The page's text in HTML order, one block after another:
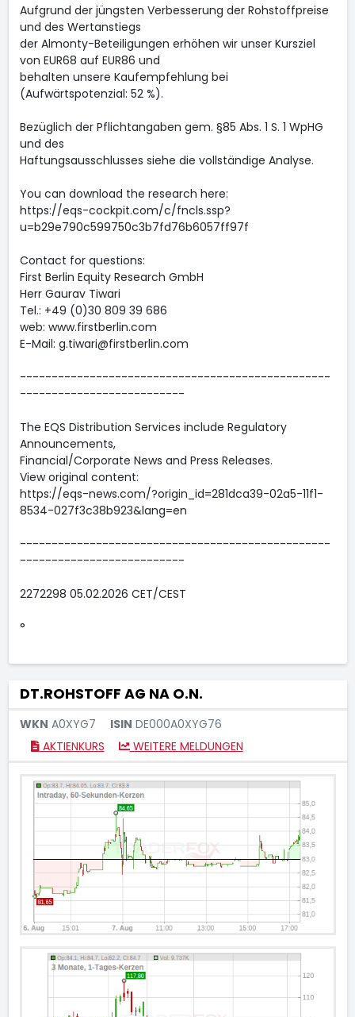
Aufgrund der jüngsten Verbesserung der Rohstoffpreise
und des Wertanstiegs
der Almonty-Beteiligungen erhöhen wir unser Kursziel
von EUR68 auf EUR86 und
behalten unsere Kaufempfehlung bei
(Aufwärtspotenzial: 52 %).
Bezüglich der Pflichtangaben gem. §85 Abs. 1 S. 1 WpHG
und des
Haftungsausschlusses siehe die vollständige Analyse.
You can download the research here:
https://eqs-cockpit.com/c/fncls.ssp?
u=b29e790c599750c3b7fd76b6057ff97f
Contact for questions:
First Berlin Equity Research GmbH
Herr Gaurav Tiwari
Tel.: +49 (0)30 809 39 686
web: www.firstberlin.com
E-Mail: g.tiwari@firstberlin.com
-------------------------------------------------
--------------------------
The EQS Distribution Services include Regulatory
Announcements,
Financial/Corporate News and Press Releases.
View original content:
https://eqs-news.com/?origin_id=281dca39-02a5-11f1-
8534-027f3c38b923&lang=en
-------------------------------------------------
--------------------------
2272298 05.02.2026 CET/CEST
°
DT.ROHSTOFF AG NA O.N.
WKN A0XYG7 ISIN DE000A0XYG76
AKTIENKURS
WEITERE MELDUNGEN